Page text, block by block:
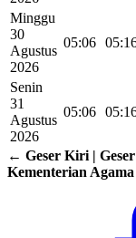
Minggu
30
Agustus
2026
05:06
Senin
31
Agustus
2026
05:06
← Geser Kiri |
Kementerian Agama